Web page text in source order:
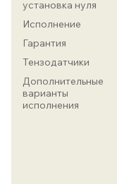
установка нуля
Исполнение
Гарантия
Тензодатчики
Дополнительные
варианты
исполнения